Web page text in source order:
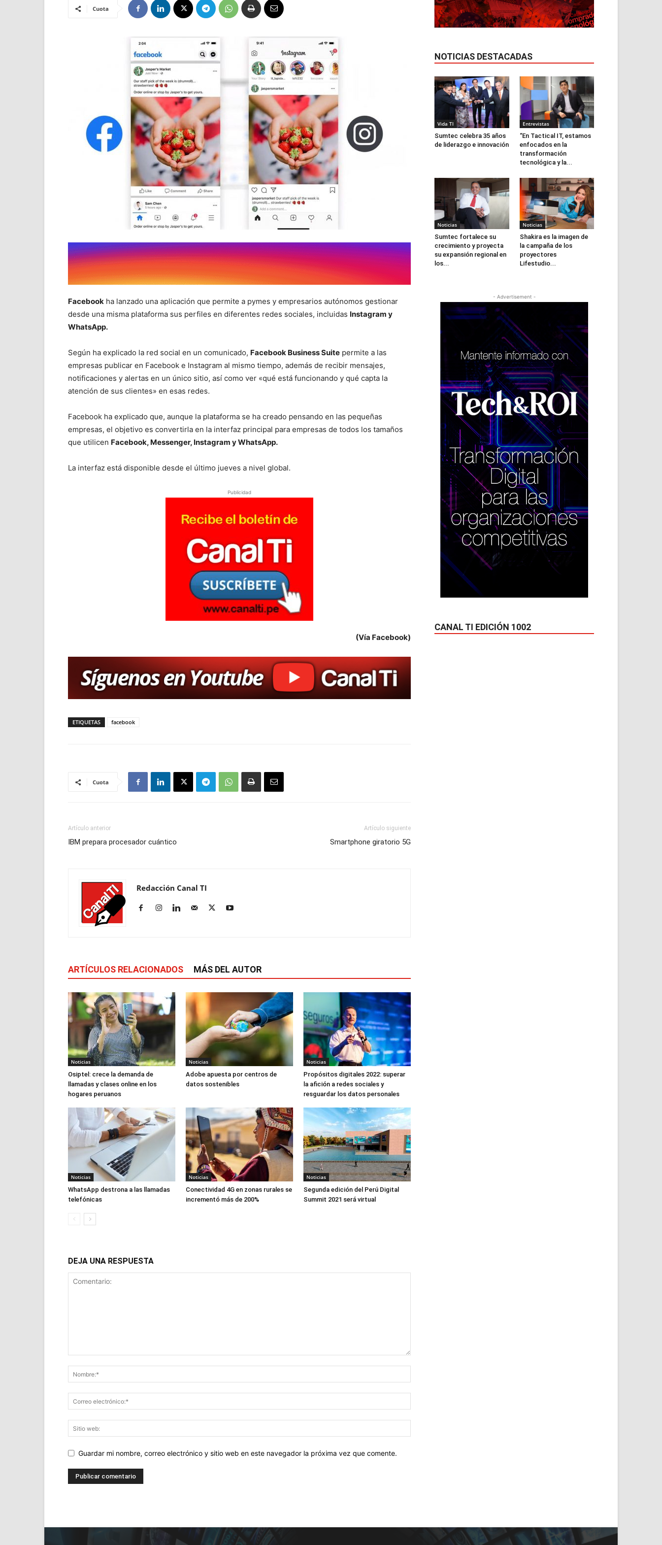
Cuota
Facebook ha lanzado una aplicación que permite a pymes y empresarios autónomos gestionar
desde una misma plataforma sus perfiles en diferentes redes sociales, incluidas Instagram y
WhatsApp.
Según ha explicado la red social en un comunicado, Facebook Business Suite permite a las
empresas publicar en Facebook e Instagram al mismo tiempo, además de recibir mensajes,
notificaciones y alertas en un único sitio, así como ver «qué está funcionando y qué capta la
atención de sus clientes» en esas redes.
Facebook ha explicado que, aunque la plataforma se ha creado pensando en las pequeñas
empresas, el objetivo es convertirla en la interfaz principal para empresas de todos los tamaños
que utilicen Facebook, Messenger, Instagram y WhatsApp.
La interfaz está disponible desde el último jueves a nivel global.
Publicidad
(Vía Facebook)
ETIQUETAS facebook
Cuota
Artículo anterior
IBM prepara procesador cuántico
Artículo siguiente
Smartphone giratorio 5G
Redacción Canal TI
ARTÍCULOS RELACIONADOS MÁS DEL AUTOR
Noticias
Osiptel: crece la demanda de
llamadas y clases online en los
hogares peruanos
Noticias
Adobe apuesta por centros de
datos sostenibles
Noticias
Propósitos digitales 2022: superar
la afición a redes sociales y
resguardar los datos personales
Noticias
WhatsApp destrona a las llamadas
telefónicas
Noticias
Conectividad 4G en zonas rurales se
incrementó más de 200%
Noticias
Segunda edición del Perú Digital
Summit 2021 será virtual
DEJA UNA RESPUESTA
Guardar mi nombre, correo electrónico y sitio web en este navegador la próxima vez que comente.
NOTICIAS DESTACADAS
Vida TI
Sumtec celebra 35 años
de liderazgo e innovación
Entrevistas
“En Tactical IT, estamos
enfocados en la
transformación
tecnológica y la...
Noticias
Sumtec fortalece su
crecimiento y proyecta
su expansión regional en
los...
Noticias
Shakira es la imagen de
la campaña de los
proyectores
Lifestudio...
- Advertisement -
CANAL TI EDICIÓN 1002